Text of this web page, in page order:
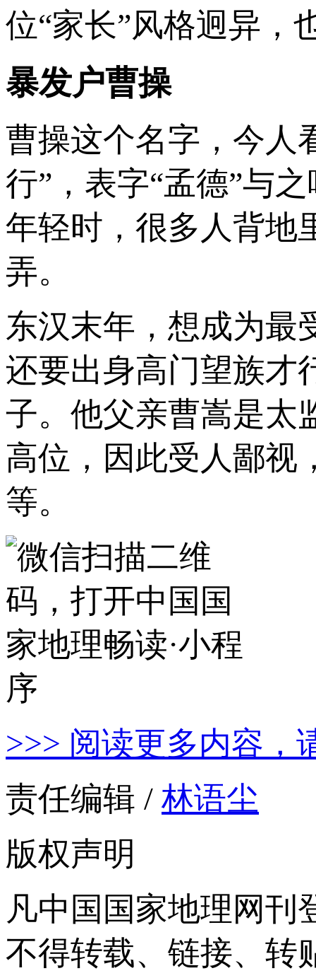
位“家长”风格迥异，
暴发户曹操
曹操这个名字，今人
行”，表字“孟德”与
年轻时，很多人背地
弄。
东汉末年，想成为最
还要出身高门望族才
子。他父亲曹嵩是太
高位，因此受人鄙视
等。
>>> 阅读更多内容，
责任编辑 / 林语尘
版权声明
凡中国国家地理网刊
不得转载、链接、转